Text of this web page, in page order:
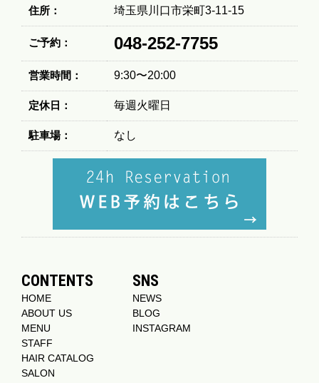
住所： 埼玉県川口市栄町3-11-15
ご予約： 048-252-7755
営業時間： 9:30〜20:00
定休日： 毎週火曜日
駐車場： なし
CONTENTS
HOME
ABOUT US
MENU
STAFF
HAIR CATALOG
SALON
SNS
NEWS
BLOG
INSTAGRAM